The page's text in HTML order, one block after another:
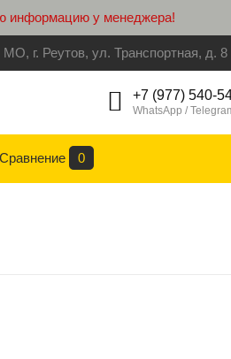
информацию у менеджера!
МО, г. Реутов, ул. Транспортная, д. 8
+7 (977) 540-
WhatsApp /
Сравнение 0